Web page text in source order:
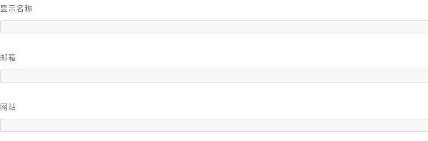
显示名称
邮箱
网站